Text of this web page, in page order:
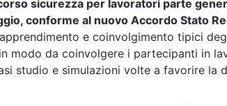
sicurezza per lavoratori parte
conforme al nuovo Accordo Stato
e coinvolgimento tipici
modo da coinvolgere i partecipanti in
studio e simulazioni volte a favorire la